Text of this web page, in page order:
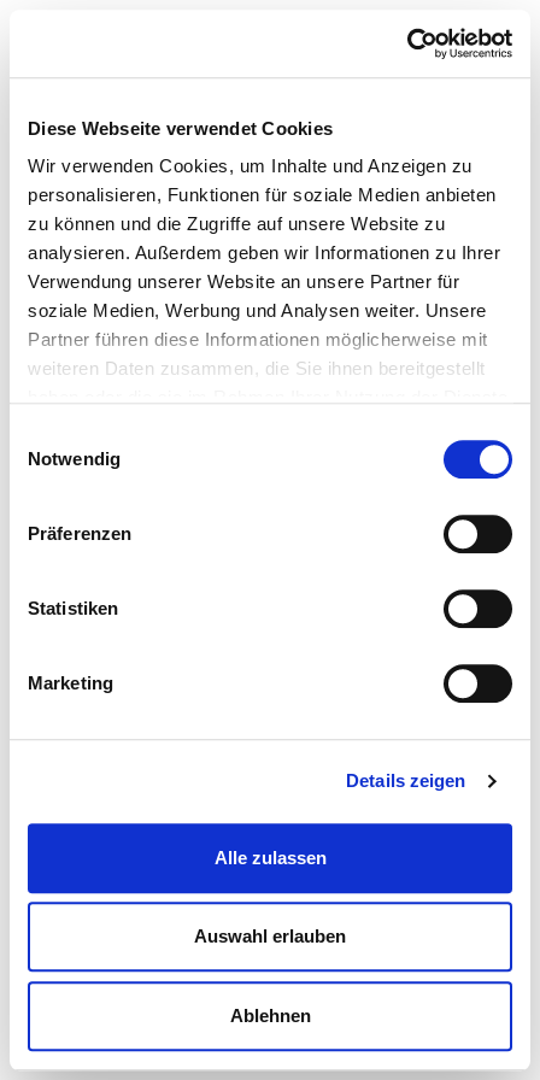
Diese Webseite verwendet Cookies
Wir verwenden Cookies, um Inhalte und Anzeigen zu
personalisieren, Funktionen für soziale Medien anbieten
zu können und die Zugriffe auf unsere Website zu
analysieren. Außerdem geben wir Informationen zu Ihrer
Verwendung unserer Website an unsere Partner für
soziale Medien, Werbung und Analysen weiter. Unsere
Partner führen diese Informationen möglicherweise mit
weiteren Daten zusammen, die Sie ihnen bereitgestellt
Notwendig
Präferenzen
Statistiken
Marketing
Details zeigen
Alle zulassen
Auswahl erlauben
Ablehnen